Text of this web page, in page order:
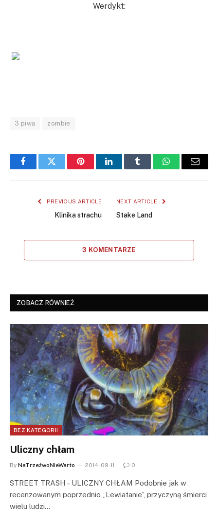
Werdykt:
3 piwa zombie
FacebookTwitter PinterestLinkedInTumblr WhatsAppEmail
PREVIOUS ARTICLE
Klinika strachu
NEXT ARTICLE
Stake Land
3 KOMENTARZE
ZOBACZ RÓWNIEŻ
BEZ KATEGORII
Uliczny chłam
By NaTrzeźwoNieWarto 2014-09-11 0
STREET TRASH – ULICZNY CHŁAM Podobnie jak w
recenzowanym poprzednio „Lewiatanie”, przyczyną śmierci
wielu ludzi…